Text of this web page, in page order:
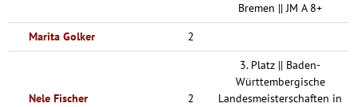
Bremen || JM A 8+
Marita Golker
2
Nele Fischer 2
3. Platz || Baden-
Württembergische
Landesmeisterschaften in